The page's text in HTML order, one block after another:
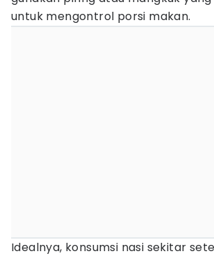
untuk mengontrol porsi makan.
Idealnya, konsumsi nasi sekitar